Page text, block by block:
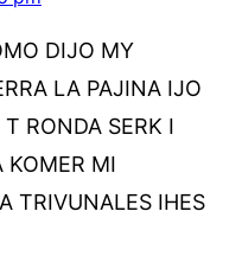
DIJO MY
LA PAJINA IJO
RONDA SERK I
KOMER MI
TRIVUNALES IHES